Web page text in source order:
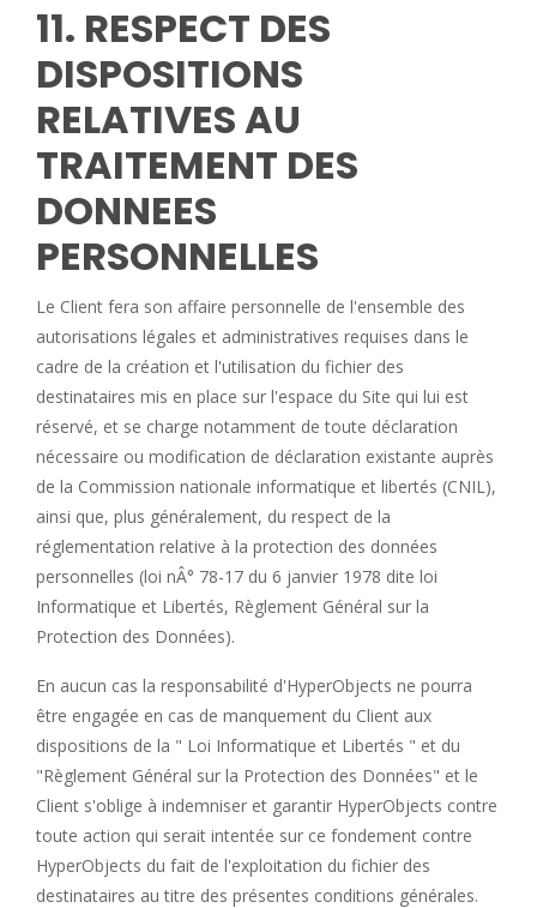
11. RESPECT DES
DISPOSITIONS
RELATIVES AU
TRAITEMENT DES
DONNEES
PERSONNELLES
Le Client fera son affaire personnelle de l'ensemble des
autorisations légales et administratives requises dans le
cadre de la création et l'utilisation du fichier des
destinataires mis en place sur l'espace du Site qui lui est
réservé, et se charge notamment de toute déclaration
nécessaire ou modification de déclaration existante auprès
de la Commission nationale informatique et libertés (CNIL),
ainsi que, plus généralement, du respect de la
réglementation relative à la protection des données
personnelles (loi nÂ° 78-17 du 6 janvier 1978 dite loi
Informatique et Libertés, Règlement Général sur la
Protection des Données).
En aucun cas la responsabilité d'HyperObjects ne pourra
être engagée en cas de manquement du Client aux
dispositions de la " Loi Informatique et Libertés " et du
"Règlement Général sur la Protection des Données" et le
Client s'oblige à indemniser et garantir HyperObjects contre
toute action qui serait intentée sur ce fondement contre
HyperObjects du fait de l'exploitation du fichier des
destinataires au titre des présentes conditions générales.